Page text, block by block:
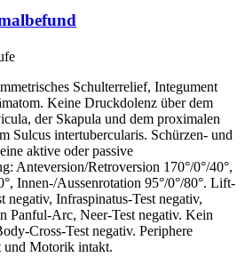
Schulterrelief, Integument
Keine Druckdolenz über dem
der Skapula und dem proximalen
Sulcus intertubercularis. Schürzen- und
aktive oder passive
Anteversion/Retroversion 170°/0°/40°,
Innen-/Aussenrotation 95°/0°/80°. Lift-
negativ, Infraspinatus-Test negativ,
Panful-Arc, Neer-Test negativ. Kein
Cross-Test negativ. Periphere
und Motorik intakt.